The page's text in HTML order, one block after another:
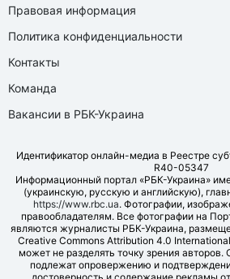
Правовая информация
Политика конфиденциальности
Контакты
Команда
Вакансии в РБК-Украина
Идентификатор онлайн-медиа в Реестре
R40-05347
Информационный портал «РБК-Украина»
(украинскую, русскую и английскую),
https://www.rbc.ua. Фотографии,
правообладателям. Все фотографии на
являются журналисты РБК-Украина,
Creative Commons Attribution 4.0
может не разделять точку зрения
подлежат опровержению и